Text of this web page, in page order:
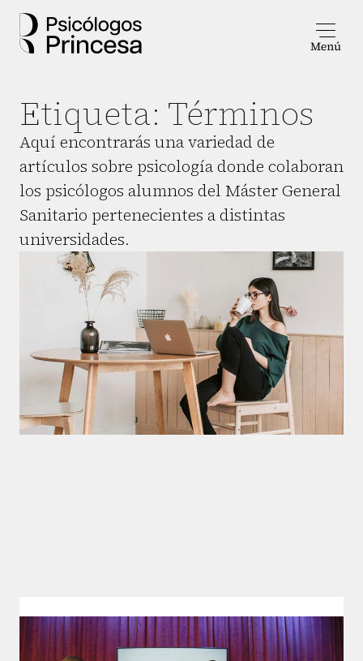
Etiqueta: Términos
Aquí encontrarás una variedad de
artículos sobre psicología donde colaboran
los psicólogos alumnos del Máster General
Sanitario pertenecientes a distintas
universidades.